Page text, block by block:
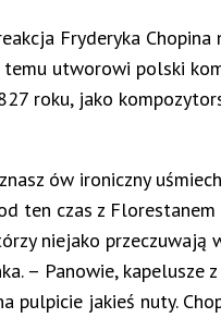
Fryderyka Chopina
temu utworowi polski
roku, jako
ów ironiczny
ten czas z Florestanem
niejako przeczuwają
– Panowie, kapelusze z
pulpicie jakieś nuty.